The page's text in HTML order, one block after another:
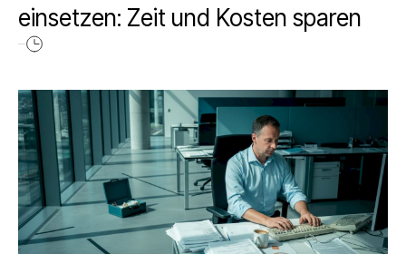
einsetzen: Zeit und Kosten sparen